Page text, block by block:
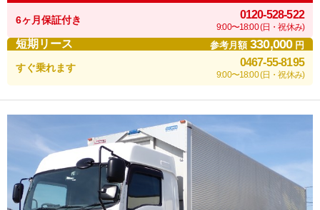
6ヶ月保証付き 0120-528-522
9:00〜18:00 (日・祝休み)
短期リース 参考月額330,000円
すぐ乗れます 0467-55-8195
9:00〜18:00 (日・祝休み)